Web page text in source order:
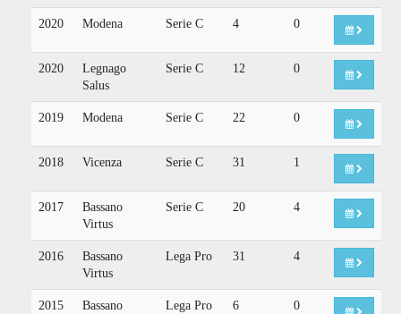
2020 Modena Serie C 4 0
2020
Legnago
Salus
Serie C 12 0
2019 Modena Serie C 22 0
2018 Vicenza Serie C 31 1
2017
Bassano
Virtus
Serie C 20 4
2016
Bassano
Virtus
Lega Pro 31 4
2015
Bassano
Lega Pro 6 0